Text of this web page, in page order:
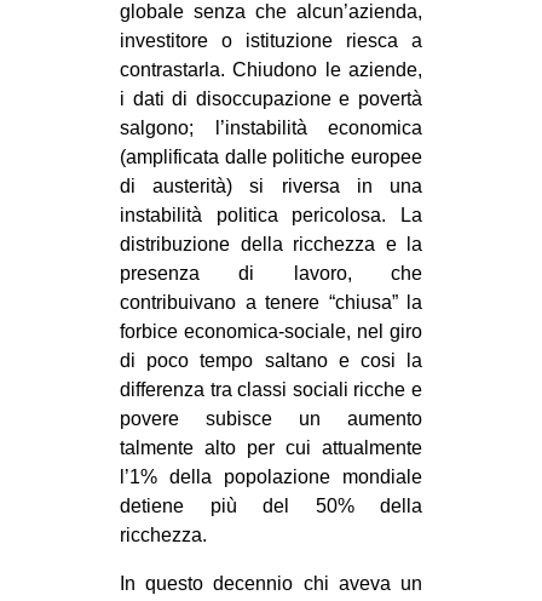
globale senza che alcun’azienda,
investitore o istituzione riesca a
contrastarla. Chiudono le aziende,
i dati di disoccupazione e povertà
salgono; l’instabilità economica
(amplificata dalle politiche europee
di austerità) si riversa in una
instabilità politica pericolosa. La
distribuzione della ricchezza e la
presenza di lavoro, che
contribuivano a tenere “chiusa” la
forbice economica-sociale, nel giro
di poco tempo saltano e cosi la
differenza tra classi sociali ricche e
povere subisce un aumento
talmente alto per cui attualmente
l’1% della popolazione mondiale
detiene più del 50% della
ricchezza.
In questo decennio chi aveva un